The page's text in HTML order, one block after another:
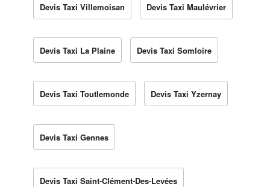
Devis Taxi Villemoisan Devis Taxi Maulévrier
Devis Taxi La Plaine Devis Taxi Somloire
Devis Taxi Toutlemonde Devis Taxi Yzernay
Devis Taxi Gennes
Devis Taxi Saint-Clément-Des-Levées